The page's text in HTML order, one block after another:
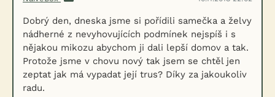
Dobrý den, dneska jsme si pořídili samečka a želvy
nádherné z nevyhovujících podmínek nejspíš i s
nějakou mikozu abychom ji dali lepší domov a tak.
Protože jsme v chovu nový tak jsem se chtěl jen
zeptat jak má vypadat její trus? Díky za jakoukoliv
radu.